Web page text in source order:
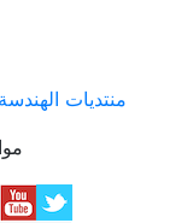
منتديات